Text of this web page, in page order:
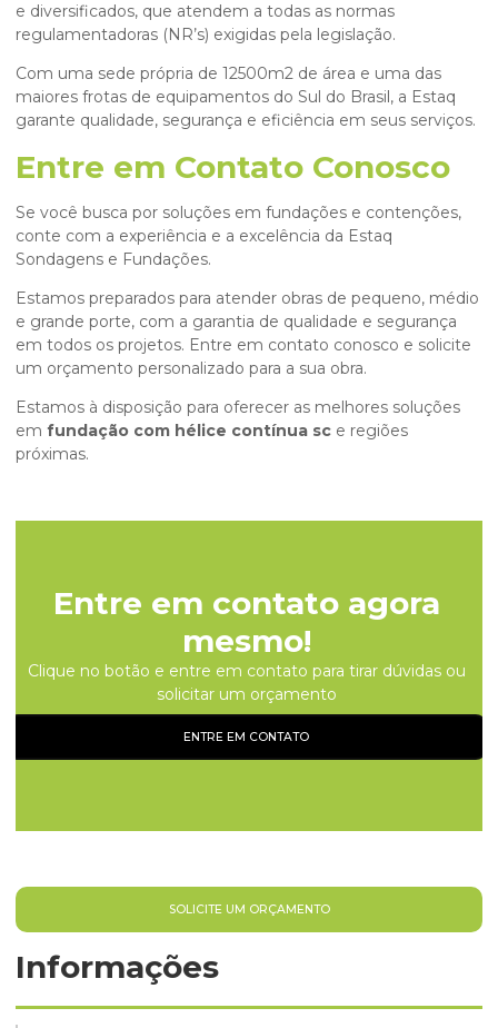
e diversificados, que atendem a todas as normas
regulamentadoras (NR’s) exigidas pela legislação.
Com uma sede própria de 12500m2 de área e uma das
maiores frotas de equipamentos do Sul do Brasil, a Estaq
garante qualidade, segurança e eficiência em seus serviços.
Entre em Contato Conosco
Se você busca por soluções em fundações e contenções,
conte com a experiência e a excelência da Estaq
Sondagens e Fundações.
Estamos preparados para atender obras de pequeno, médio
e grande porte, com a garantia de qualidade e segurança
em todos os projetos. Entre em contato conosco e solicite
um orçamento personalizado para a sua obra.
Estamos à disposição para oferecer as melhores soluções
em fundação com hélice contínua sc e regiões
próximas.
Entre em contato agora
mesmo!
Clique no botão e entre em contato para tirar dúvidas ou
solicitar um orçamento
ENTRE EM CONTATO
SOLICITE UM ORÇAMENTO
Informações